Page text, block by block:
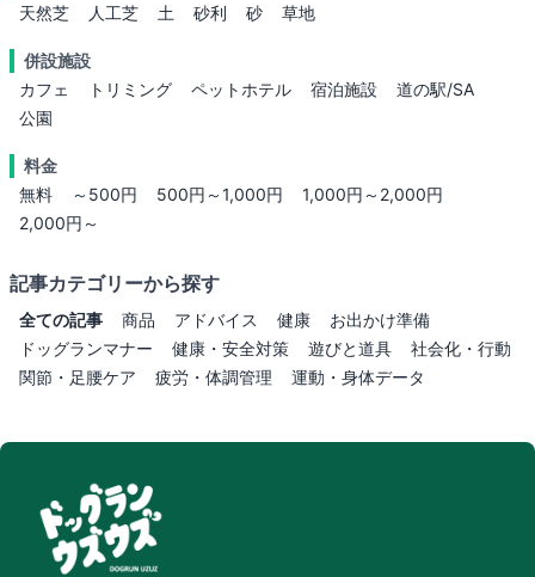
天然芝
人工芝 土 砂利 砂 草地
併設施設
カフェ
トリミング ペットホテル 宿泊施設
道の駅/SA
公園
料金
無料
～500円 500円～1,000円
1,000円～2,000円
2,000円～
記事カテゴリーから探す
全ての記事 商品 アドバイス 健康
お出かけ準備
ドッグランマナー
健康・安全対策 遊びと道具
社会化・行動
関節・足腰ケア
疲労・体調管理 運動・身体データ